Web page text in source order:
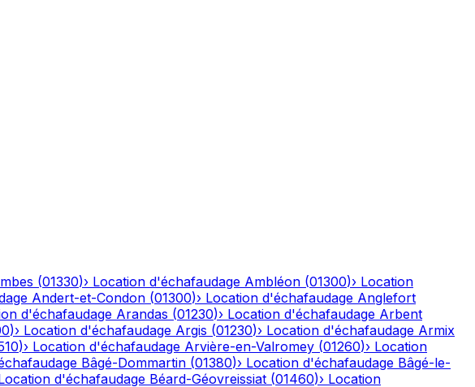
(01330)› Location d'échafaudage Ambléon (01300)› Location
Andert-et-Condon (01300)› Location d'échafaudage Anglefort
d'échafaudage Arandas (01230)› Location d'échafaudage Arbent
)› Location d'échafaudage Argis (01230)› Location d'échafaudage Armix
)› Location d'échafaudage Arvière-en-Valromey (01260)› Location
Bâgé-Dommartin (01380)› Location d'échafaudage Bâgé-le-
d'échafaudage Béard-Géovreissiat (01460)› Location